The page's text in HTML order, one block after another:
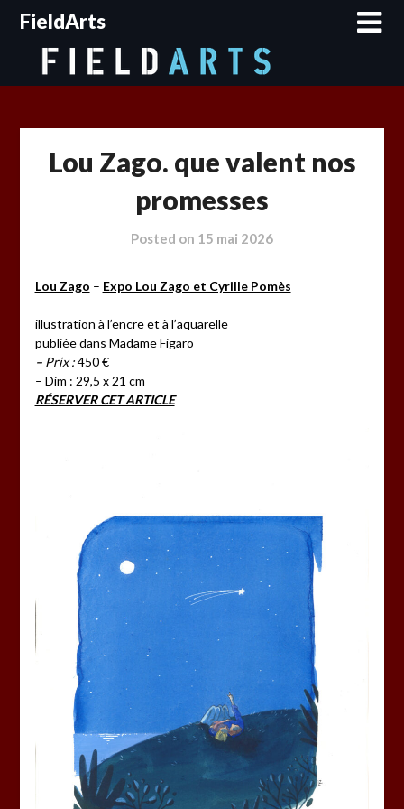
SkipFieldArts
Lou Zago. que valent nos
promesses
Posted on 15 mai 2026
Lou Zago – Expo Lou Zago et Cyrille Pomès
illustration à l’encre et à l’aquarelle
publiée dans Madame Figaro
– Prix :450 €
– Dim : 29,5 x 21 cm
RÉSERVER CET ARTICLE